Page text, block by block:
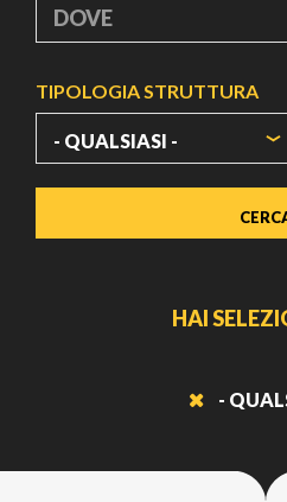
TIPOLOGIA STRUTTURA
HAI
-